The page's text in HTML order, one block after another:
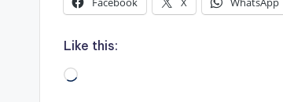
Like this:
Loading…